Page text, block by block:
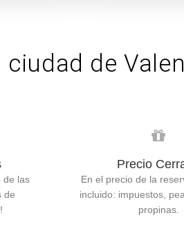
de
de las
de
Precio
En el precio de la
incluido: impuestos,
propinas.